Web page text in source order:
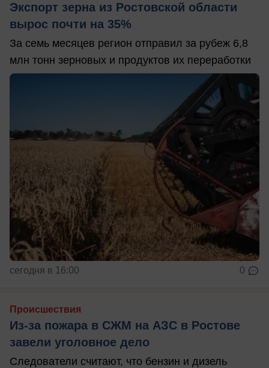
Экспорт зерна из Ростовской области
вырос почти на 35%
За семь месяцев регион отправил за рубеж 6,8
млн тонн зерновых и продуктов их переработки
сегодня в 16:00 0
Происшествия
Из-за пожара в СЖМ на АЗС в Ростове
завели уголовное дело
Следователи считают, что бензин и дизель